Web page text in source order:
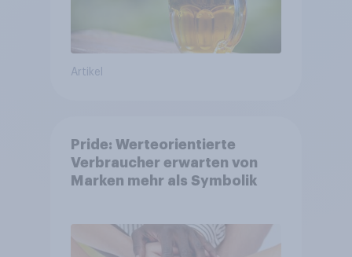
Artikel
Pride: Werteorientierte
Verbraucher erwarten von
Marken mehr als Symbolik